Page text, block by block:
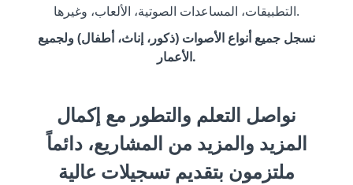
التطبيقات، المساعدات الصوتية، الألعاب، وغيرها.
نسجل جميع أنواع الأصوات (ذكور، إناث، أطفال) ولجميع
الأعمار.
نواصل التعلم والتطور مع إكمال
المزيد والمزيد من المشاريع، دائماً
ملتزمون بتقديم تسجيلات عالية